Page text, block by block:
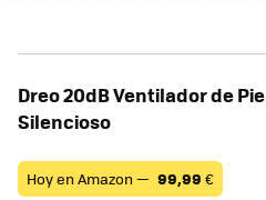
Dreo 20dB Ventilador de Pie
Silencioso
Hoy en Amazon — 99,99 €